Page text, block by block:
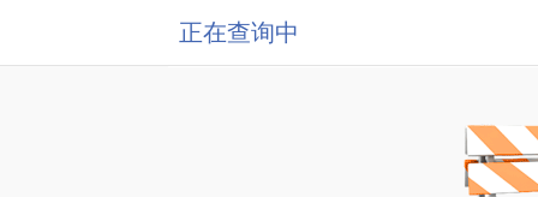
正在查询中